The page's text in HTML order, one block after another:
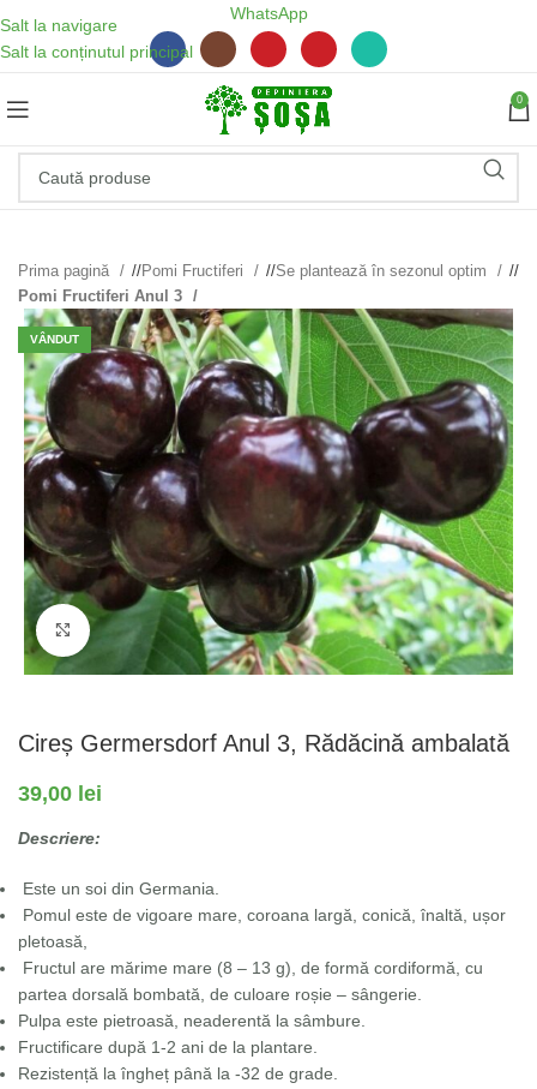
Salt la navigare
Salt la conținutul principal
WhatsApp
0
Prima pagină / Pomi Fructiferi / Se plantează în sezonul optim
/
Pomi Fructiferi Anul 3
VÂNDUT
Fă clic pentru a mări
Cireș Germersdorf Anul 3, Rădăcină ambalată
39,00 lei
Descriere:
Este un soi din Germania.
Pomul este de vigoare mare, coroana largă, conică, înaltă, ușor
pletoasă,
Fructul are mărime mare (8 – 13 g), de formă cordiformă, cu
partea dorsală bombată, de culoare roșie – sângerie.
Pulpa este pietroasă, neaderentă la sâmbure.
Fructificare după 1-2 ani de la plantare.
Rezistență la îngheț până la -32 de grade.